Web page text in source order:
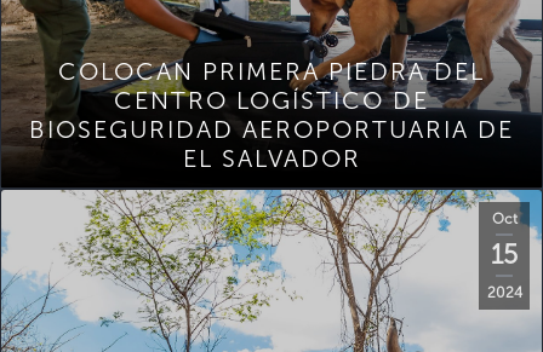
COLOCAN PRIMERA PIEDRA DEL
CENTRO LOGÍSTICO DE
BIOSEGURIDAD AEROPORTUARIA DE
EL SALVADOR
Oct
15
2024